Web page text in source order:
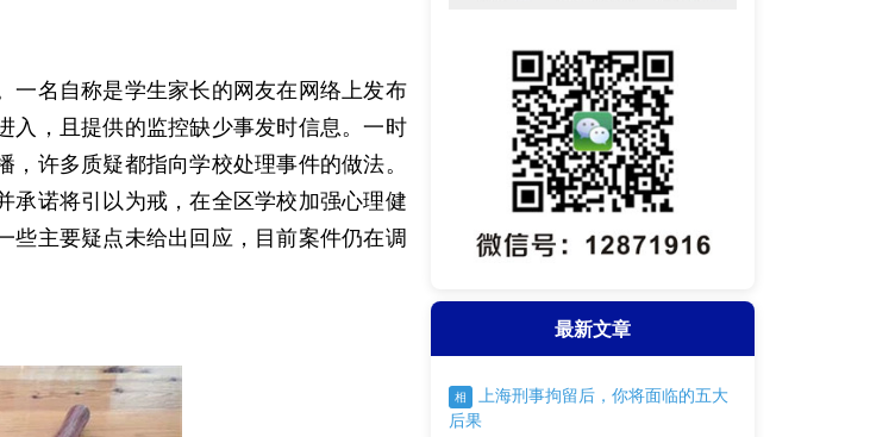
一名自称是学生家长的网友在网络上发布
入，且提供的监控缺少事发时信息。一时
许多质疑都指向学校处理事件的做法。
承诺将引以为戒，在全区学校加强心理健
些主要疑点未给出回应，目前案件仍在调
最新文章
相
上海刑事拘留后，你将面临的五大
后果